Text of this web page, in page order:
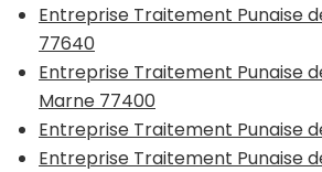
Entreprise Traitement Punaise
77640
Entreprise Traitement Punaise
Marne 77400
Entreprise Traitement Punaise
Entreprise Traitement Punaise